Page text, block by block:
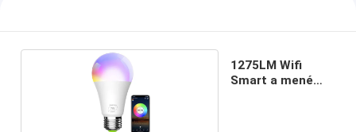
1275LM Wifi
Smart a mené